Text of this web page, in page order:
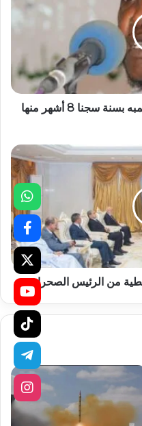
القضاء يحكم على الناشط ولد صمبه بسنة سجنا 8 أشهر منها
من الرئيس الصحراوي